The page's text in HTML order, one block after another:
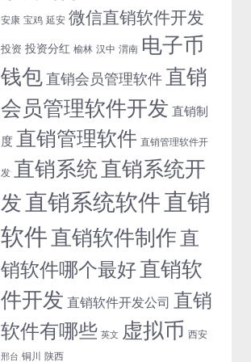
安康 宝鸡 延安 微信直销软件开发
投资 投资分红 榆林 汉中 渭南 电子币
钱包 直销会员管理软件 直销
会员管理软件开发 直销制
度 直销管理软件 直销管理软件开
发 直销系统直销系统开
发直销系统软件直销
软件直销软件制作直
销软件哪个最好直销软
件开发 直销软件开发公司 直销
软件有哪些 英文 虚拟币 西安
邢台 铜川 陕西